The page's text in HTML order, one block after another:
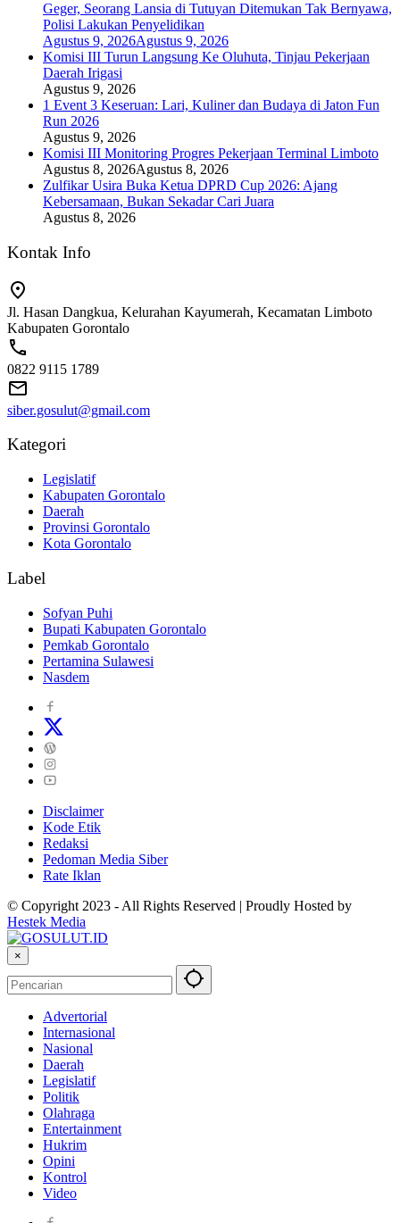
Geger, Seorang Lansia di Tutuyan Ditemukan Tak Bernyawa,
Polisi Lakukan Penyelidikan
Agustus 9, 2026Agustus 9, 2026
Komisi III Turun Langsung Ke Oluhuta, Tinjau Pekerjaan
Daerah Irigasi
Agustus 9, 2026
1 Event 3 Keseruan: Lari, Kuliner dan Budaya di Jaton Fun
Run 2026
Agustus 9, 2026
Komisi III Monitoring Progres Pekerjaan Terminal Limboto
Agustus 8, 2026Agustus 8, 2026
Zulfikar Usira Buka Ketua DPRD Cup 2026: Ajang
Kebersamaan, Bukan Sekadar Cari Juara
Agustus 8, 2026
Kontak Info
Jl. Hasan Dangkua, Kelurahan Kayumerah, Kecamatan Limboto
Kabupaten Gorontalo
0822 9115 1789
siber.gosulut@gmail.com
Kategori
Legislatif
Kabupaten Gorontalo
Daerah
Provinsi Gorontalo
Kota Gorontalo
Label
Sofyan Puhi
Bupati Kabupaten Gorontalo
Pemkab Gorontalo
Pertamina Sulawesi
Nasdem
Disclaimer
Kode Etik
Redaksi
Pedoman Media Siber
Rate Iklan
© Copyright 2023 - All Rights Reserved | Proudly Hosted by
Hestek Media
×
Advertorial
Internasional
Nasional
Daerah
Legislatif
Politik
Olahraga
Entertainment
Hukrim
Opini
Kontrol
Video